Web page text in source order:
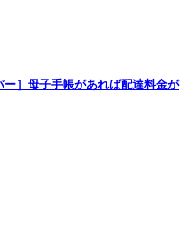
ー］母子手帳があれば配達料金が